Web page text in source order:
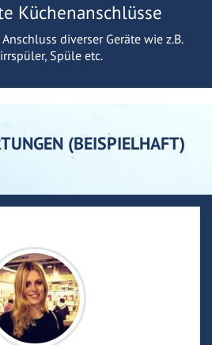
Küchenanschlüsse
diverser Geräte wie z.B.
Spüle etc.
(BEISPIELHAFT)